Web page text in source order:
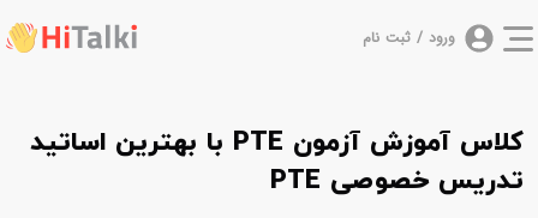
ورود / ثبت نام
کلاس آموزش آزمون PTE با بهترین اساتید
تدریس خصوصی PTE